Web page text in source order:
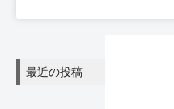
最近の投稿